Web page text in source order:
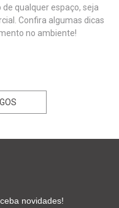
qualquer espaço, seja
Confira algumas dicas
no ambiente!
novidades!